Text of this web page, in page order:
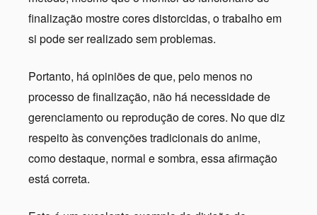
finalização mostre cores distorcidas, o trabalho em
si pode ser realizado sem problemas.
Portanto, há opiniões de que, pelo menos no
processo de finalização, não há necessidade de
gerenciamento ou reprodução de cores. No que diz
respeito às convenções tradicionais do anime,
como destaque, normal e sombra, essa afirmação
está correta.